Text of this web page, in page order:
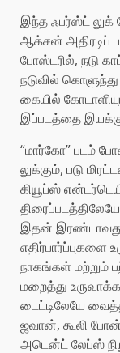
இந்த ஃபர்ஸ்ட் லுக்
ஆக்சன் அதிரடிப்
போஸ்டரில், நடு
நடுவில் கொளுந்து
கையில்
இப்படத்தை
“மார்கோ” படம்
லுக்கும், படு
கியூப்ஸ்
இதன் இரண்டாவது
எதிர்பார்ப்புகளை
நாகங்கள் மற்றும்
மறைத்து
டைட்டிலேயே
ஜவான், கூலி
அடென்ட் லேப்ஸ்